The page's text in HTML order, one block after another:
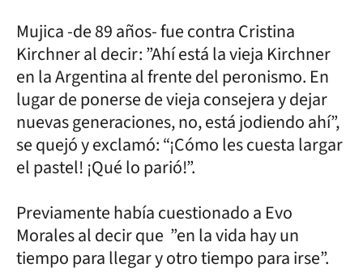
Mujica -de 89 años- fue contra Cristina
Kirchner al decir: ”Ahí está la vieja Kirchner
en la Argentina al frente del peronismo. En
lugar de ponerse de vieja consejera y dejar
nuevas generaciones, no, está jodiendo ahí”,
se quejó y exclamó: “¡Cómo les cuesta largar
el pastel! ¡Qué lo parió!”.
Previamente había cuestionado a Evo
Morales al decir que ”en la vida hay un
tiempo para llegar y otro tiempo para irse”.